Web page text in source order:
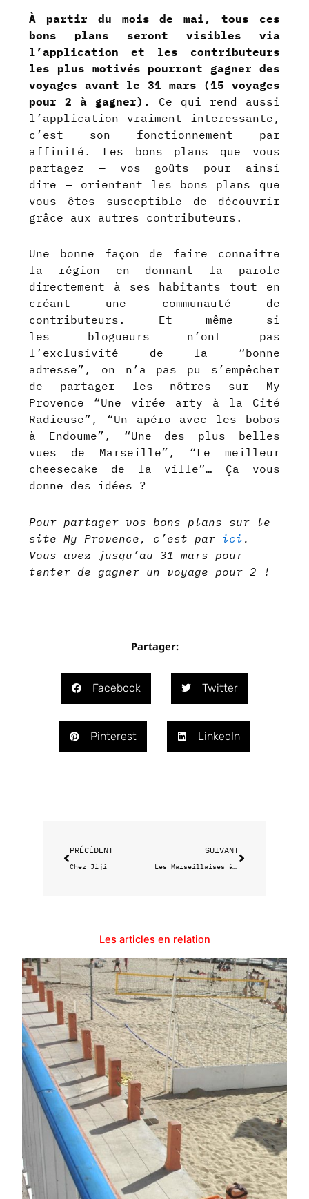
À partir du mois de mai, tous ces
bons plans seront visibles via
l’application et les contributeurs
les plus motivés pourront gagner des
voyages avant le 31 mars (15 voyages
pour 2 à gagner).
Ce qui rend aussi
l’application vraiment interessante,
c’est son fonctionnement par
affinité. Les bons plans que vous
partagez — vos goûts pour ainsi
dire — orientent les bons plans que
vous êtes susceptible de découvrir
grâce aux autres contributeurs.
Une bonne façon de faire connaitre
la région en donnant la parole
directement à ses habitants tout en
créant une communauté de
contributeurs. Et même si
les blogueurs n’ont pas
l’exclusivité de la “bonne
adresse”, on n’a pas pu s’empêcher
de partager les nôtres sur My
Provence “Une virée arty à la Cité
Radieuse”, “Un apéro avec les bobos
à Endoume”, “Une des plus belles
vues de Marseille”, “Le meilleur
cheesecake de la ville”… Ça vous
donne des idées ?
Pour partager vos bons plans sur le
site My Provence, c’est par ici .
Vous avez jusqu’au 31 mars pour
tenter de gagner un voyage pour 2 !
Partager:
Facebook Twitter
Pinterest LinkedIn
PRÉCÉDENT
Chez Jiji
SUIVANT
Les Marseillaises à l’antenne !
Les articles en relation